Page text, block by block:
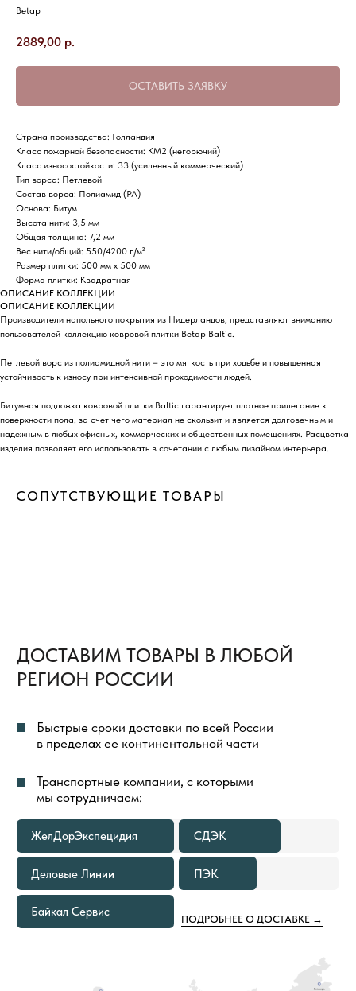
Betap
2889,00 р.
ОСТАВИТЬ ЗАЯВКУ
Страна производства: Голландия
Класс пожарной безопасности: КМ2 (негорючий)
Класс износостойкости: 33 (усиленный коммерческий)
Тип ворса: Петлевой
Состав ворса: Полиамид (РА)
Основа: Битум
Высота нити: 3,5 мм
Общая толщина: 7,2 мм
Вес нити/общий: 550/4200 г/м²
Размер плитки: 500 мм х 500 мм
Форма плитки: Квадратная
ОПИСАНИЕ КОЛЛЕКЦИИ
ОПИСАНИЕ КОЛЛЕКЦИИ
Производители напольного покрытия из Нидерландов, представляют вниманию
пользователей коллекцию ковровой плитки Betap Baltic.
Петлевой ворс из полиамидной нити – это мягкость при ходьбе и повышенная
устойчивость к износу при интенсивной проходимости людей.
Битумная подложка ковровой плитки Baltic гарантирует плотное прилегание к
поверхности пола, за счет чего материал не скользит и является долговечным и
надежным в любых офисных, коммерческих и общественных помещениях. Расцветка
изделия позволяет его использовать в сочетании с любым дизайном интерьера.
СОПУТСТВУЮЩИЕ ТОВАРЫ
ДОСТАВИМ ТОВАРЫ В ЛЮБОЙ
РЕГИОН РОССИИ
в пределах ее континентальной части
Транспортные компании, с которыми
мы сотрудничаем:
Деловые Линии ПЭК
БЕСПЛАТНАЯ ДОСТАВКА
ТОВАРОВ
ВЕСЬ ПРОЦЕСС ОРГАНИЗАЦИИ ДОСТАВКИ
ТОВАРОВ МЫ БЕРЕМ НА СЕБЯ И ПОЛНОСТЬЮ
КОНТРОЛИРУЕМ
ДОСТАВКА ГРУЗА ДО ТЕРМИНАЛА
ТРАНСПОРТНОЙ КОМПАНИИ
В ГОРОДЕ ОТПРАВЛЕНИЯ ВСЕГДА